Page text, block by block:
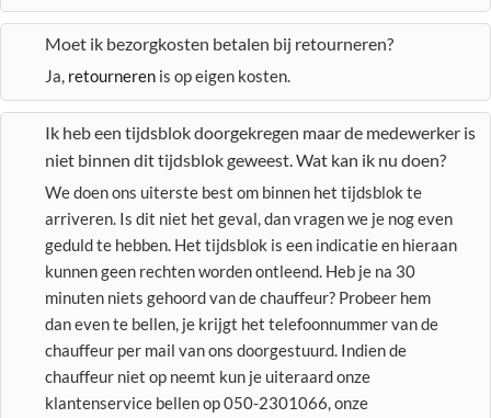
Moet ik bezorgkosten betalen bij retourneren?
Ja, retourneren is op eigen kosten.
Ik heb een tijdsblok doorgekregen maar de medewerker is
niet binnen dit tijdsblok geweest. Wat kan ik nu doen?
We doen ons uiterste best om binnen het tijdsblok te
arriveren. Is dit niet het geval, dan vragen we je nog even
geduld te hebben. Het tijdsblok is een indicatie en hieraan
kunnen geen rechten worden ontleend. Heb je na 30
minuten niets gehoord van de chauffeur? Probeer hem
dan even te bellen, je krijgt het telefoonnummer van de
chauffeur per mail van ons doorgestuurd. Indien de
chauffeur niet op neemt kun je uiteraard onze
klantenservice bellen op 050-2301066, onze